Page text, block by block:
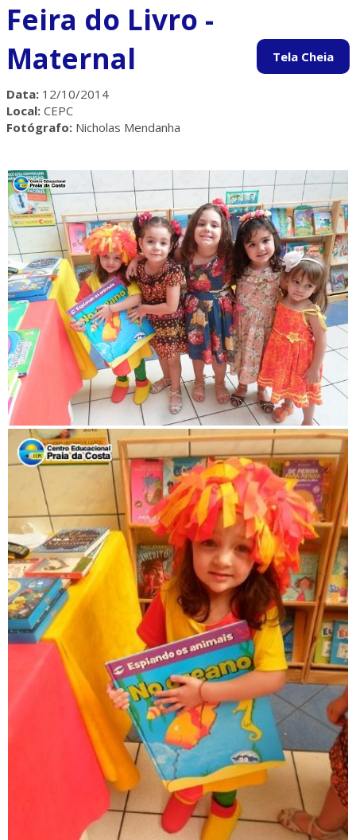
Feira do Livro -
Maternal
Data: 12/10/2014
Local: CEPC
Fotógrafo: Nicholas Mendanha